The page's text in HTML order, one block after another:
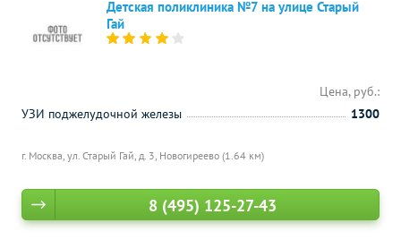
Детская поликлиника №7 на улице Старый
Гай
г. Москва, ул. Старый Гай, д. 3, Новогиреево (1.64 км)
Цена, руб.:
УЗИ поджелудочной железы
1300
8 (495) 125-27-43